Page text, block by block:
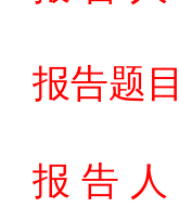
报告题
报 告 人